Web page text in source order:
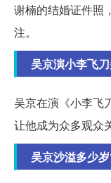
谢楠的结婚证件照
注。
吴京演小李飞
吴京在演《小李飞
让他成为众多观众
吴京沙溢多少